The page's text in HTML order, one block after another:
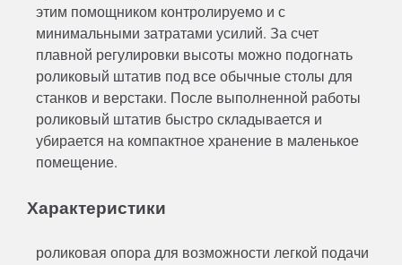
этим помощником контролируемо и с
минимальными затратами усилий. За счет
плавной регулировки высоты можно подогнать
роликовый штатив под все обычные столы для
станков и верстаки. После выполненной работы
роликовый штатив быстро складывается и
убирается на компактное хранение в маленькое
помещение.
Характеристики
роликовая опора для возможности легкой подачи